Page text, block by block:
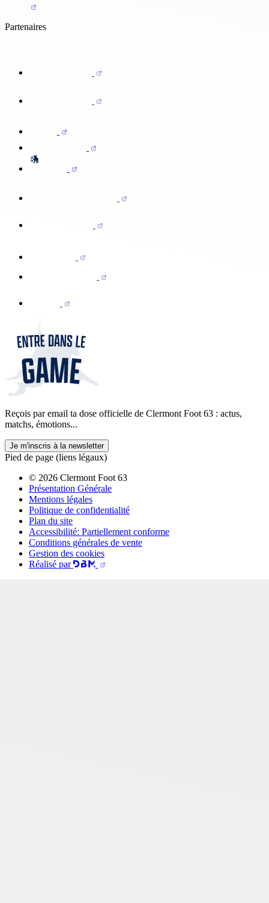
Partenaires
Reçois par email ta dose officielle de Clermont Foot 63 : actus,
matchs, émotions...
Je m'inscris à la newsletter
Pied de page (liens légaux)
© 2026 Clermont Foot 63
Présentation Générale
Mentions légales
Politique de confidentialité
Plan du site
Accessibilité: Partiellement conforme
Conditions générales de vente
Gestion des cookies
Réalisé par